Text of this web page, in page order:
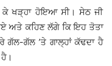
ਕੇ ਖੜ੍ਹਾ ਹੋਇਆ ਸੀ। ਸੇਠ ਜੀ
ਅਤੇ ਕਹਿਣ ਲੱਗੇ ਕਿ ਇਹ ਤੋਤਾ
ਗੱਲ ’ਤੇ ਗਾਲ੍ਹਾਂ ਕੱਢਦਾ ਹੈ